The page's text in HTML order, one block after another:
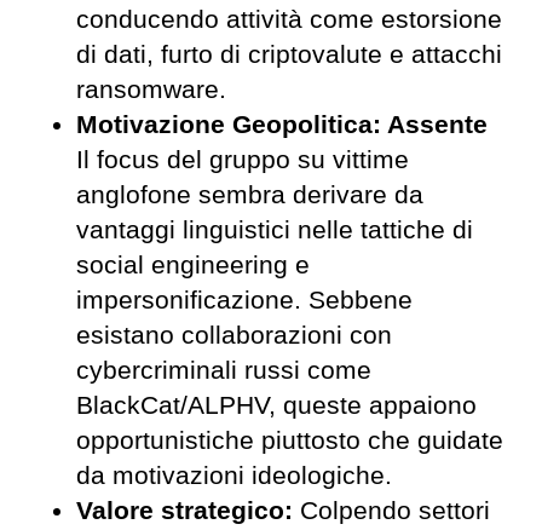
conducendo attività come estorsione
di dati, furto di criptovalute e attacchi
ransomware.
Motivazione Geopolitica: Assente
Il focus del gruppo su vittime
anglofone sembra derivare da
vantaggi linguistici nelle tattiche di
social engineering e
impersonificazione. Sebbene
esistano collaborazioni con
cybercriminali russi come
BlackCat/ALPHV, queste appaiono
opportunistiche piuttosto che guidate
da motivazioni ideologiche.
Valore strategico: Colpendo settori